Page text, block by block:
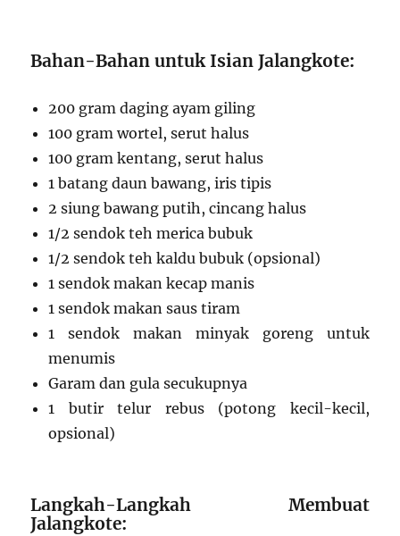
Bahan-Bahan untuk Isian Jalangkote:
200 gram daging ayam giling
100 gram wortel, serut halus
100 gram kentang, serut halus
1 batang daun bawang, iris tipis
2 siung bawang putih, cincang halus
1/2 sendok teh merica bubuk
1/2 sendok teh kaldu bubuk (opsional)
1 sendok makan kecap manis
1 sendok makan saus tiram
1 sendok makan minyak goreng untuk
menumis
Garam dan gula secukupnya
1 butir telur rebus (potong kecil-kecil,
opsional)
Langkah-Langkah Membuat
Jalangkote: